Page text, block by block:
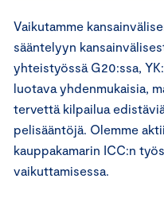
Vaikutamme
sääntelyyn
yhteistyössä G20:ssa,
luotava yhdenmukaisia,
tervettä kilpailua
pelisääntöjä. Olemme
kauppakamarin ICC:n
vaikuttamisessa.